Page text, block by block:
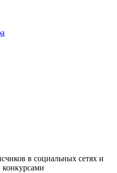
в социальных сетях и
конкурсами